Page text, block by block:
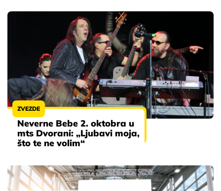
ZVEZDE
Neverne Bebe 2. oktobra u
mts Dvorani: „Ljubavi moja,
što te ne volim“